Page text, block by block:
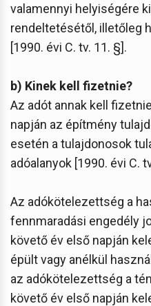
valamennyi helyiségére
rendeltetésétől, illetőleg
[1990. évi C. tv. 11. §].
b) Kinek kell fizetnie?
Az adót annak kell
napján az építmény
esetén a tulajdonosok
adóalanyok [1990. évi C.
Az adókötelezettség a
fennmaradási engedély
követő év első napján
épült vagy anélkül
az adókötelezettség a
követő év első napján